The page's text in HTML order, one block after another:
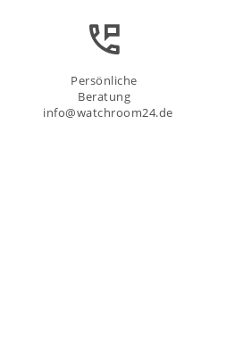
Persönliche
Beratung
info@watchroom24.de